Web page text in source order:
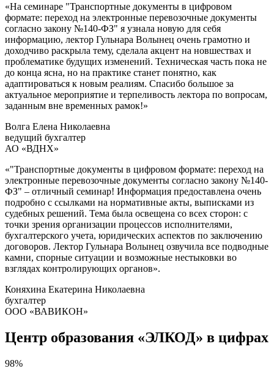
«На семинаре "Транспортные документы в цифровом
формате: переход на электронные перевозочные документы
согласно закону №140-ФЗ" я узнала новую для себя
информацию, лектор Гульнара Волынец очень грамотно и
доходчиво раскрыла тему, сделала акцент на новшествах и
проблематике будущих изменений. Техническая часть пока не
до конца ясна, но на практике станет понятно, как
адаптироваться к новым реалиям. Спасибо большое за
актуальное мероприятие и терпеливость лектора по вопросам,
заданным вне временных рамок!»
Волга Елена Николаевна
ведущий бухгалтер
АО «ВДНХ»
«"Транспортные документы в цифровом формате: переход на
электронные перевозочные документы согласно закону №140-
ФЗ" ‒ отличный семинар! Информация предоставлена очень
подробно с ссылками на нормативные акты, выписками из
судебных решений. Тема была освещена со всех сторон: с
точки зрения организации процессов исполнителями,
бухгалтерского учета, юридических аспектов по заключению
договоров. Лектор Гульнара Волынец озвучила все подводные
камни, спорные ситуации и возможные нестыковки во
взглядах контролирующих органов».
Коняхина Екатерина Николаевна
бухгалтер
ООО «ВАВИКОН»
Центр образования «ЭЛКОД» в цифрах
98%